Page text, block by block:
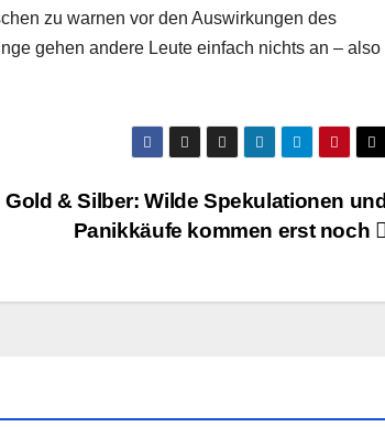
zu warnen vor den Auswirkungen des
gehen andere Leute einfach nichts an – also
Gold & Silber: Wilde Spekulationen und
Panikkäufe kommen erst noch